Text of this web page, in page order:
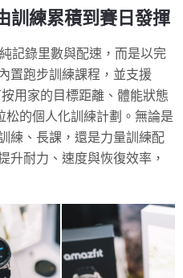
訓練累積到賽日發揮
記錄里數與配速，而是以完
置跑步訓練課程，並支援
用家的目標距離、體能狀態
松的個人化訓練計劃。無論是
練、長課，還是力量訓練配
升耐力、速度與恢復效率，